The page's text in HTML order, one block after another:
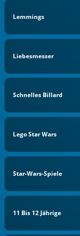
Lemmings
Liebesmesser
Schnelles Billard
Lego Star Wars
Star-Wars-Spiele
11 Bis 12 Jährige